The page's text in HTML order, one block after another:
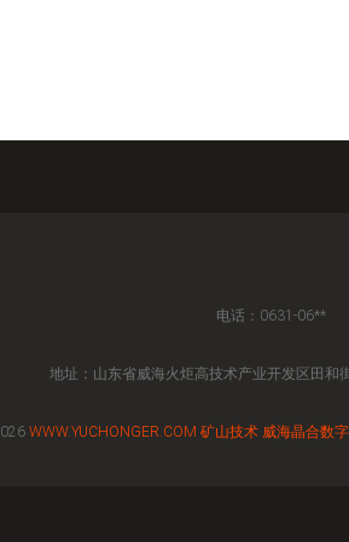
电话：0631-06**
地址：山东省威海火炬高技术产业开发区田和
WWW.YUCHONGER.COM 矿山技术 威海晶合数